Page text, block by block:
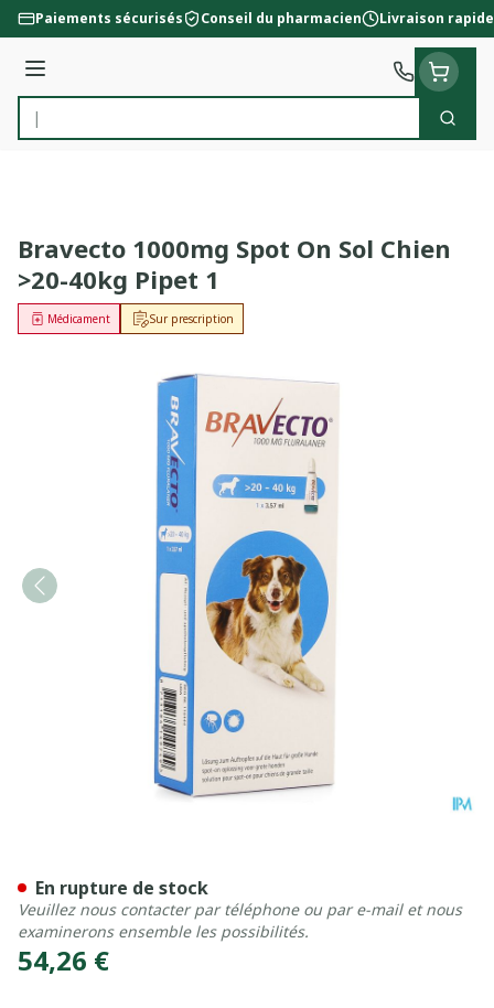
Aller au contenu
Paiements sécurisés Conseil du pharmacien Livraison rapide
Menu
Rechercher
Bravecto 1000mg Spot On Sol Chien
>20-40kg Pipet 1
Sur prescription
Médicament
54,26 €
En rupture de stock
Veuillez nous contacter par téléphone ou par e-mail et nous
examinerons ensemble les possibilités.